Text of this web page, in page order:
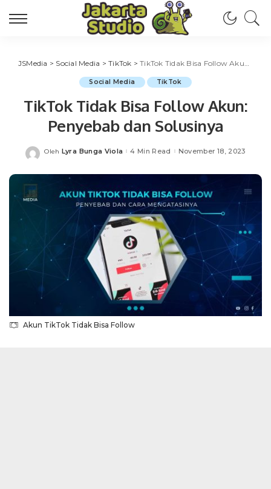
JSMedia > Social Media >TikTok >TikTok Tidak Bisa Follow Akun: Penyebab dan Solusinya
Social Media TikTok
TikTok Tidak Bisa Follow Akun:
Penyebab dan Solusinya
Posted
Oleh Lyra Bunga Viola 4 Min Read November 18, 2023
Akun TikTok Tidak Bisa Follow